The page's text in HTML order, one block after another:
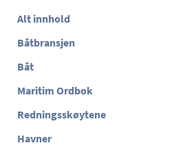
Alt innhold
Båtbransjen
Båt
Maritim Ordbok
Redningsskøytene
Havner